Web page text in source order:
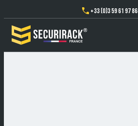
+33 (0)3 59 61 97 86